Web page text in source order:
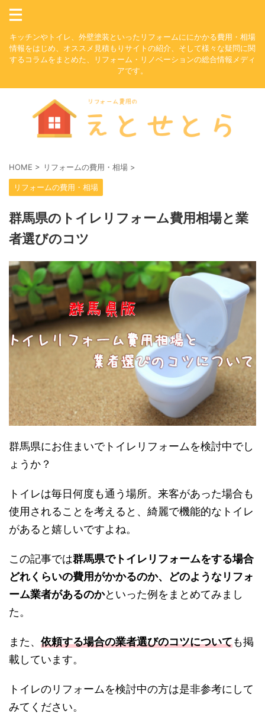
キッチンやトイレ、外壁塗装といったリフォームににかかる費用・相場
情報をはじめ、オススメ見積もりサイトの紹介、そして様々な疑問に関
するコラムをまとめた、リフォーム・リノベーションの総合情報メディ
アです。
HOME > リフォームの費用・相場 >
リフォームの費用・相場
群馬県のトイレリフォーム費用相場と業
者選びのコツ
群馬県にお住まいでトイレリフォームを検討中でし
ょうか？
トイレは毎日何度も通う場所。来客があった場合も
使用されることを考えると、綺麗で機能的なトイレ
があると嬉しいですよね。
この記事では群馬県でトイレリフォームをする場合
どれくらいの費用がかかるのか、どのようなリフォ
ーム業者があるのかといった例をまとめてみまし
た。
また、 依頼する場合の業者選びのコツについても掲
載しています。
トイレのリフォームを検討中の方は是非参考にして
みてください。